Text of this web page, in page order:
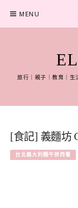
content
MENU
旅行｜親子｜教育｜生
[食記] 義麵坊
台北義大利麵牛排西餐